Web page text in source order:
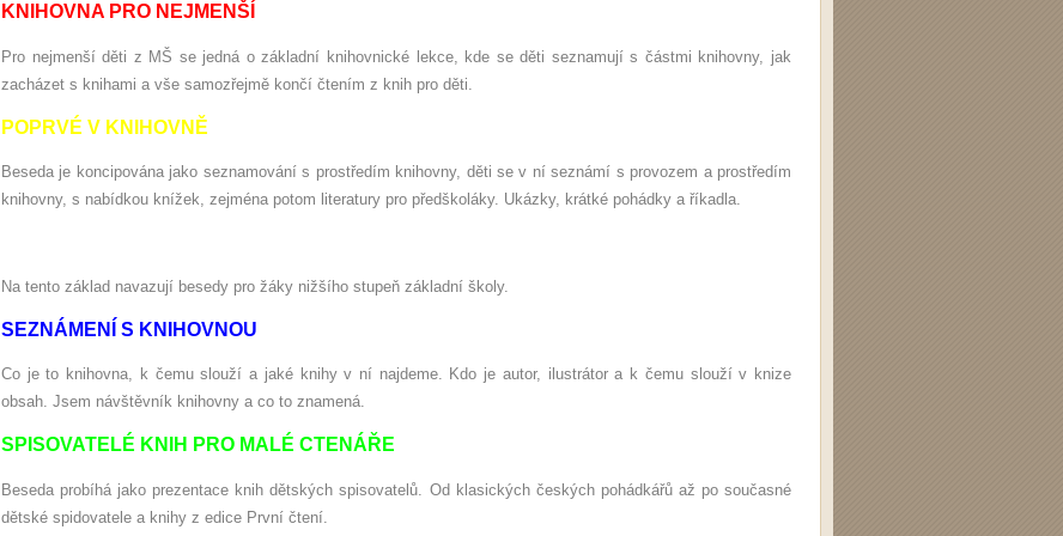
KNIHOVNA PRO NEJMENŠÍ
Pro nejmenší děti z MŠ se jedná o základní knihovnické lekce, kde se děti seznamují s částmi knihovny, jak
zacházet s knihami a vše samozřejmě končí čtením z knih pro děti.
POPRVÉ V KNIHOVNĚ
Beseda je koncipována jako seznamování s prostředím knihovny, děti se v ní seznámí s provozem a prostředím
knihovny, s nabídkou knížek, zejména potom literatury pro předškoláky. Ukázky, krátké pohádky a říkadla.
Na tento základ navazují besedy pro žáky nižšího stupeň základní školy.
SEZNÁMENÍ S KNIHOVNOU
Co je to knihovna, k čemu slouží a jaké knihy v ní najdeme. Kdo je autor, ilustrátor a k čemu slouží v knize
obsah. Jsem návštěvník knihovny a co to znamená.
SPISOVATELÉ KNIH PRO MALÉ CTENÁŘE
Beseda probíhá jako prezentace knih dětských spisovatelů. Od klasických českých pohádkářů až po současné
dětské spidovatele a knihy z edice První čtení.